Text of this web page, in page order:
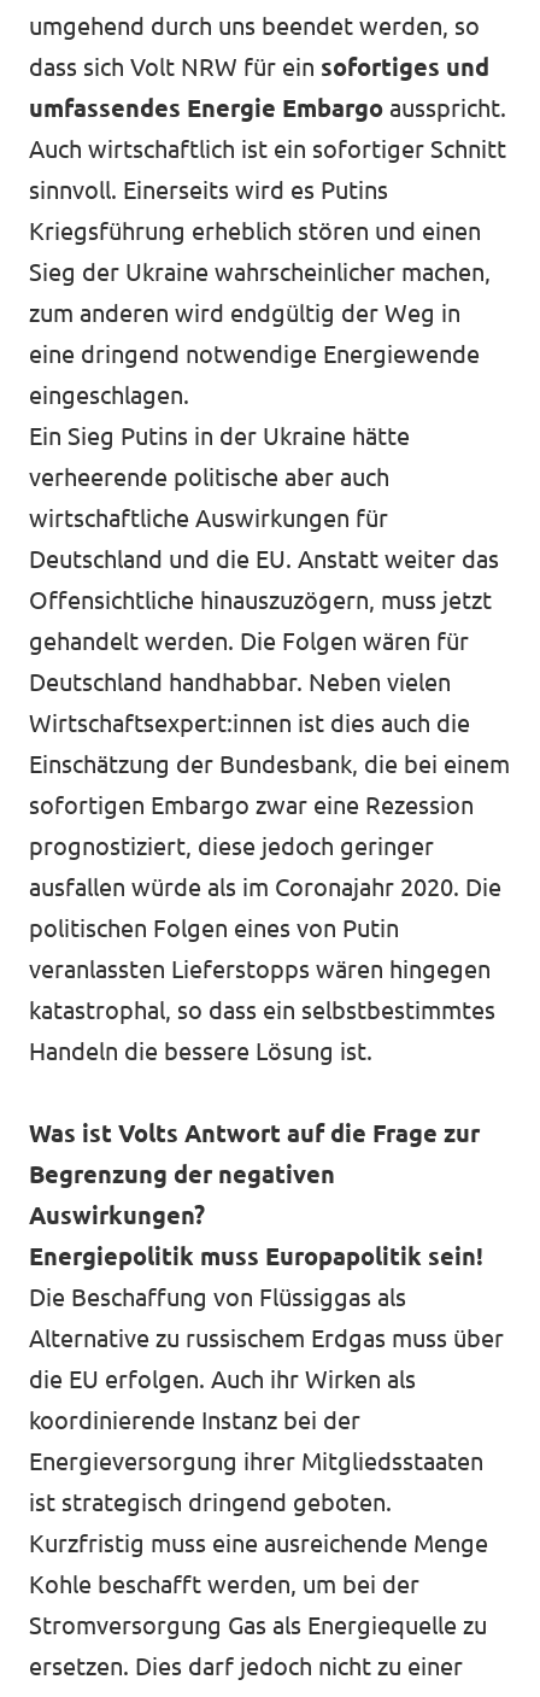
umgehend durch uns beendet werden, so
dass sich Volt NRW für ein sofortiges und
umfassendes Energie Embargo ausspricht.
Auch wirtschaftlich ist ein sofortiger Schnitt
sinnvoll. Einerseits wird es Putins
Kriegsführung erheblich stören und einen
Sieg der Ukraine wahrscheinlicher machen,
zum anderen wird endgültig der Weg in
eine dringend notwendige Energiewende
eingeschlagen.
Ein Sieg Putins in der Ukraine hätte
verheerende politische aber auch
wirtschaftliche Auswirkungen für
Deutschland und die EU. Anstatt weiter das
Offensichtliche hinauszuzögern, muss jetzt
gehandelt werden. Die Folgen wären für
Deutschland handhabbar. Neben vielen
Wirtschaftsexpert:innen ist dies auch die
Einschätzung der Bundesbank, die bei einem
sofortigen Embargo zwar eine Rezession
prognostiziert, diese jedoch geringer
ausfallen würde als im Coronajahr 2020. Die
politischen Folgen eines von Putin
veranlassten Lieferstopps wären hingegen
katastrophal, so dass ein selbstbestimmtes
Handeln die bessere Lösung ist.
Was ist Volts Antwort auf die Frage zur
Begrenzung der negativen
Auswirkungen?
Energiepolitik muss Europapolitik sein!
Die Beschaffung von Flüssiggas als
Alternative zu russischem Erdgas muss über
die EU erfolgen. Auch ihr Wirken als
koordinierende Instanz bei der
Energieversorgung ihrer Mitgliedsstaaten
ist strategisch dringend geboten.
Kurzfristig muss eine ausreichende Menge
Kohle beschafft werden, um bei der
Stromversorgung Gas als Energiequelle zu
ersetzen. Dies darf jedoch nicht zu einer